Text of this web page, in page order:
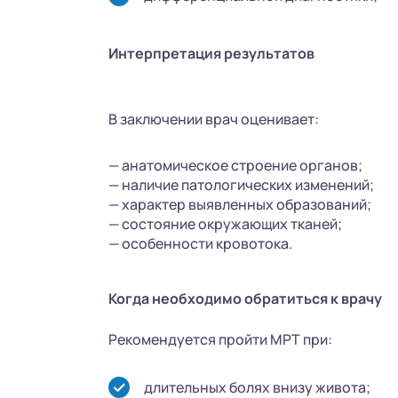
Интерпретация результатов
В заключении врач оценивает:
— анатомическое строение органов;
— наличие патологических изменений;
— характер выявленных образований;
— состояние окружающих тканей;
— особенности кровотока.
Когда необходимо обратиться к врачу
Рекомендуется пройти МРТ при:
длительных болях внизу живота;